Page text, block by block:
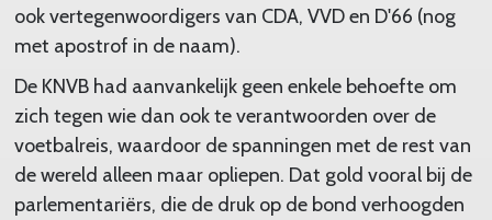
ook vertegenwoordigers van CDA, VVD en D'66 (nog
met apostrof in de naam).
De KNVB had aanvankelijk geen enkele behoefte om
zich tegen wie dan ook te verantwoorden over de
voetbalreis, waardoor de spanningen met de rest van
de wereld alleen maar opliepen. Dat gold vooral bij de
parlementariërs, die de druk op de bond verhoogden